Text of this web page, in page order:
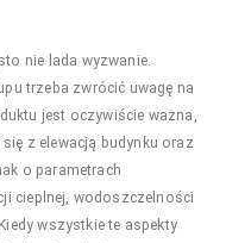
nie lada wyzwanie.
trzeba zwrócić uwagę na
jest oczywiście ważna,
z elewacją budynku oraz
o parametrach
cieplnej, wodoszczelności
wszystkie te aspekty